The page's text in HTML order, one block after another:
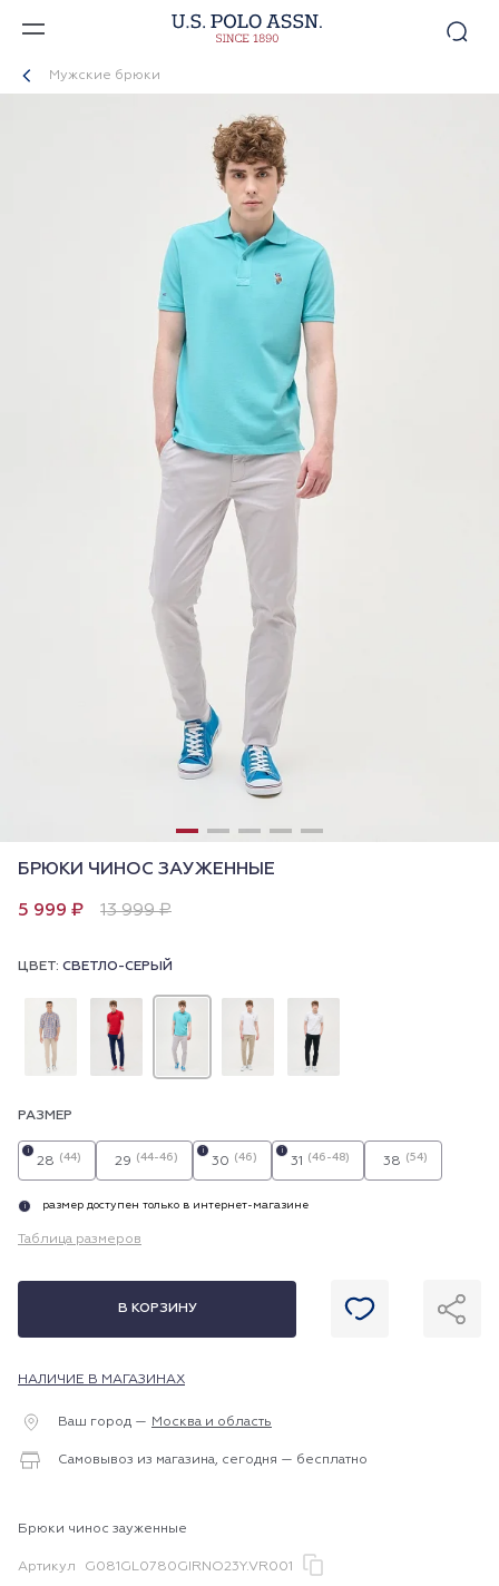
Мужские брюки
БРЮКИ ЧИНОС ЗАУЖЕННЫЕ
5 999 ₽ 13 999 ₽
ЦВЕТ: СВЕТЛО-СЕРЫЙ
РАЗМЕР
28 (44)
i
29 (44-46) 30 (46)
i
31 (46-48)
i
38 (54)
i размер доступен только в интернет-магазине
Таблица размеров
В КОРЗИНУ
НАЛИЧИЕ В МАГАЗИНАХ
Ваш город — Москва и область
Самовывоз из магазина, сегодня — бесплатно
Брюки чинос зауженные
Артикул G081GL0780GIRNO23Y.VR001